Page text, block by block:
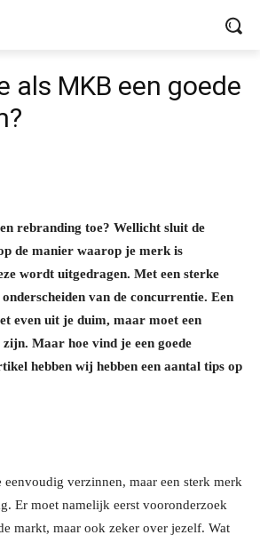
als MKB een goede
rebranding toe? Wellicht sluit de
de manier waarop je merk is
wordt uitgedragen. Met een sterke
van de concurrentie. Een
even uit je duim, maar moet een
Maar hoe vind je een goede
hebben wij hebben een aantal tips op
eenvoudig verzinnen, maar een sterk merk
Er moet namelijk eerst vooronderzoek
markt, maar ook zeker over jezelf. Wat